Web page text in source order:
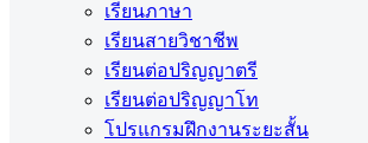
เรียนภาษา
เรียนสายวิชาชีพ
เรียนต่อปริญญาตรี
เรียนต่อปริญญาโท
โปรแกรมฝึกงานระยะสั้น